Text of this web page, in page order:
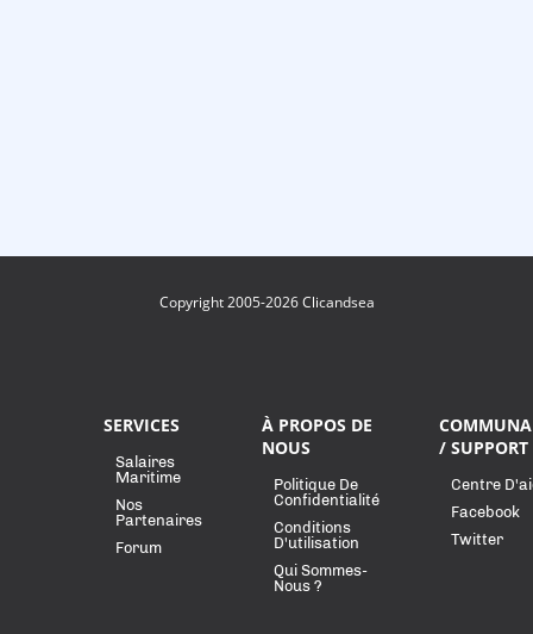
Copyright 2005-2026 Clicandsea
SERVICES
Salaires
Maritime
Nos
Partenaires
Forum
À PROPOS DE
NOUS
Politique De
Confidentialité
Conditions
D'utilisation
Qui Sommes-
Nous ?
/ SUPPORT
Centre
Facebook
Twitter